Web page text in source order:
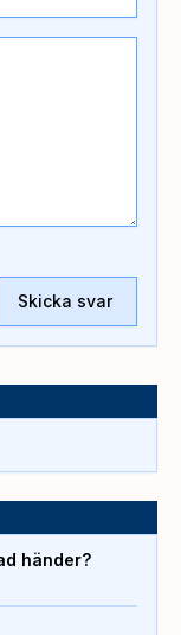
Skicka svar
händer?